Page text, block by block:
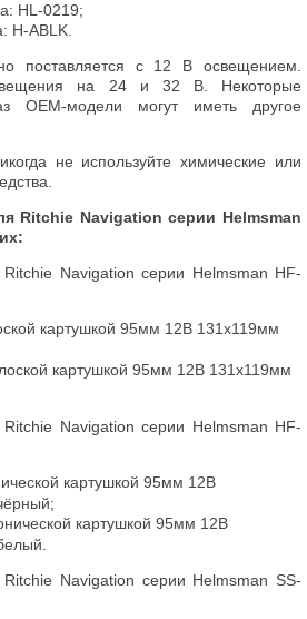
HL-0219;
H-ABLK.
поставляется с 12 B освещением.
на 24 и 32 В. Некоторые
OEM-модели могут иметь другое
не используйте химические или
Ritchie Navigation серии Helmsman
Navigation серии Helmsman HF-
картушкой 95мм 12В 131x119мм
картушкой 95мм 12В 131x119мм
Navigation серии Helmsman HF-
картушкой 95мм 12В
картушкой 95мм 12В
Navigation серии Helmsman SS-